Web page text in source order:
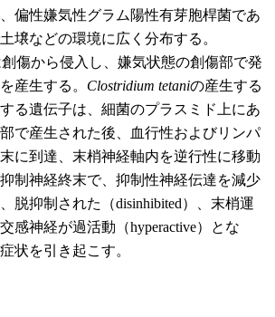
、偏性嫌気性グラム陽性有芽胞桿菌であ
壌などの環境に広く分布する。
創傷から侵入し、嫌気状態の創傷部で発
産生する。 Clostridium tetaniの産生する
る遺伝子は、細菌のプラスミド上にあ
で産生された後、血行性およびリンパ
に到達、末梢神経軸内を逆行性に移動
制神経終末で、抑制性神経伝達を減少
脱抑制された（disinhibited）、末梢運
感神経が過活動（hyperactive）とな
状を引き起こす。